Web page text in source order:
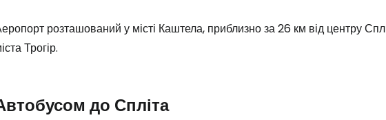
розташований у місті Каштела, приблизно за 26 км від центру
Трогір.
до Спліта